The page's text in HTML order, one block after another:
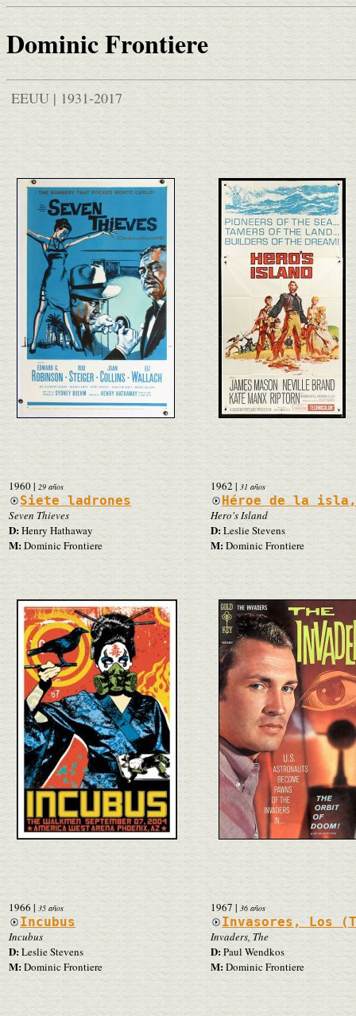
Dominic Frontiere
EEUU | 1931-2017
1960| 29 años
Siete ladrones
Seven Thieves
D:Henry Hathaway
M:Dominic Frontiere
1962 | 31 años
Héroe de la
Hero's Island
D:Leslie Stevens
M:Dominic Frontiere
1966 | 35 años
Incubus
Incubus
D:Leslie Stevens
M: Dominic Frontiere
1967 | 36 años
Invasores, Los
Invaders, The
D:Paul Wendkos
M:Dominic Frontiere